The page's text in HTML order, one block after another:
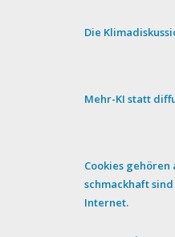
Die
Mehr-KI statt
Cookies
schmackhaft
Internet.